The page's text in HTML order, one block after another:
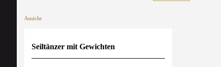
Ansicht
Seiltänzer mit Gewichten